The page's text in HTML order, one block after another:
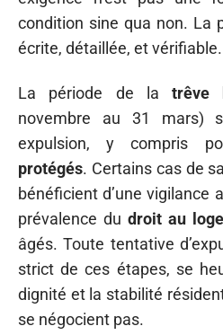
condition sine qua non. La
écrite, détaillée, et vérifiable.
La période de latrêve
novembre au 31 mars)
expulsion, y compris
protégés. Certains cas de
bénéficient d’une vigilance
prévalence du droit au
âgés. Toute tentative
strict de ces étapes, se
dignité et la stabilité
se négocient pas.